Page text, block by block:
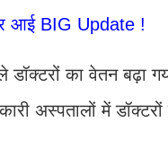
आई BIG Update !
का वेतन बढ़ा
अस्पतालों में